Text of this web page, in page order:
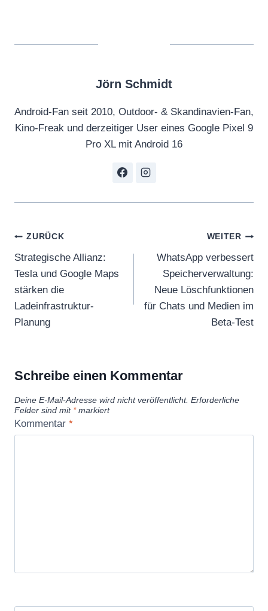
Jörn Schmidt
Android-Fan seit 2010, Outdoor- & Skandinavien-Fan,
Kino-Freak und derzeitiger User eines Google Pixel 9
Pro XL mit Android 16
Beitragsnavigation
ZURÜCK
Strategische Allianz:
Tesla und Google Maps
stärken die
Ladeinfrastruktur-
Planung
WEITER
WhatsApp verbessert
Speicherverwaltung:
Neue Löschfunktionen
für Chats und Medien im
Beta-Test
Schreibe einen Kommentar
Deine E-Mail-Adresse wird nicht veröffentlicht. Erforderliche
Felder sind mit *markiert
Kommentar *